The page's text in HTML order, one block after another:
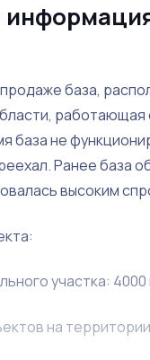
база,
работающая
база не
Ранее база
высоким
участка: 4000
на